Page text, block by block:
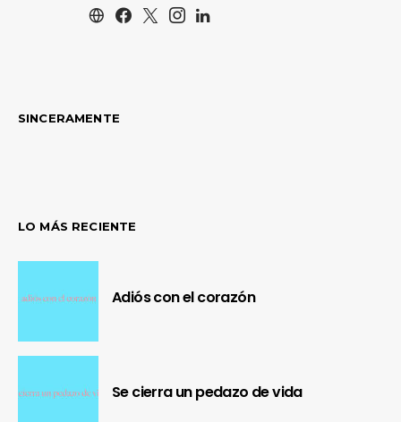
SINCERAMENTE
LO MÁS RECIENTE
Adiós con el corazón
Se cierra un pedazo de vida